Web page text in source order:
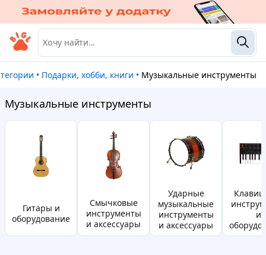
• Подарки, хобби, книги • Музыкальные инструменты
Музыкальные инструменты
гитары и
оборудование
смычковые
инструменты
и аксессуары
ударные
музыкальные
инструменты
и аксессуары
клавишные
и